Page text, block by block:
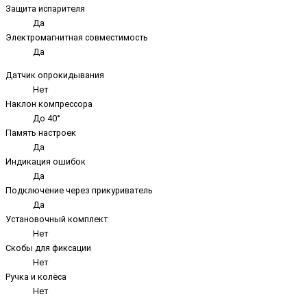
Защита испарителя
Да
Электромагнитная совместимость
Да
Датчик опрокидывания
Нет
Наклон компрессора
До 40°
Память настроек
Да
Индикация ошибок
Да
Подключение через прикуриватель
Да
Установочный комплект
Нет
Скобы для фиксации
Нет
Ручка и колёса
Нет